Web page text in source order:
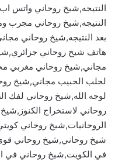
النتيجه,شيخ روحاني واتس
النتيجه,شيخ روحاني مجرب
بعد النتيجه,شيخ روحاني
هاتف شيخ روحاني
مجاني,شيخ روحاني مغربي
لجلب الحبيب مجاني,شيخ
لوجه الله,شيخ روحاني لفك
روحاني لاستخراج
الروحانيات,شيخ روحاني
شيخ روحاني,شيخ روحاني
في الكويت,شيخ روحاني في